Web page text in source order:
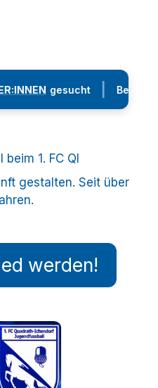
| Bei Interesse
1. FC QI
gestalten. Seit über
werden!